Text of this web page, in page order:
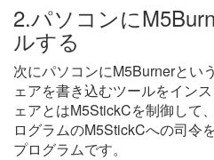
2.パソコンに
ルする
次にパソコンにM5Burnerとい
ェアを書き込むツールをイン
ェアとはM5StickCを制御して
ログラムのM5StickCへの司令
プログラムです。